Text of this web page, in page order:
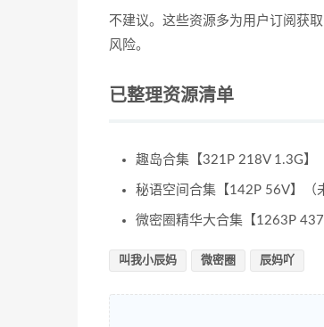
不建议。这些资源多为用户订阅获
风险。
已整理资源清单
趣岛合集【321P 218V 1.3G】
秘语空间合集【142P 56V】（
微密圈精华大合集【1263P
叫我小辰妈 微密圈 辰妈吖